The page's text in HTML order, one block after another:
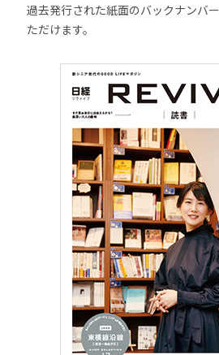
過去発行された紙面のバックナンバ
ただけます。